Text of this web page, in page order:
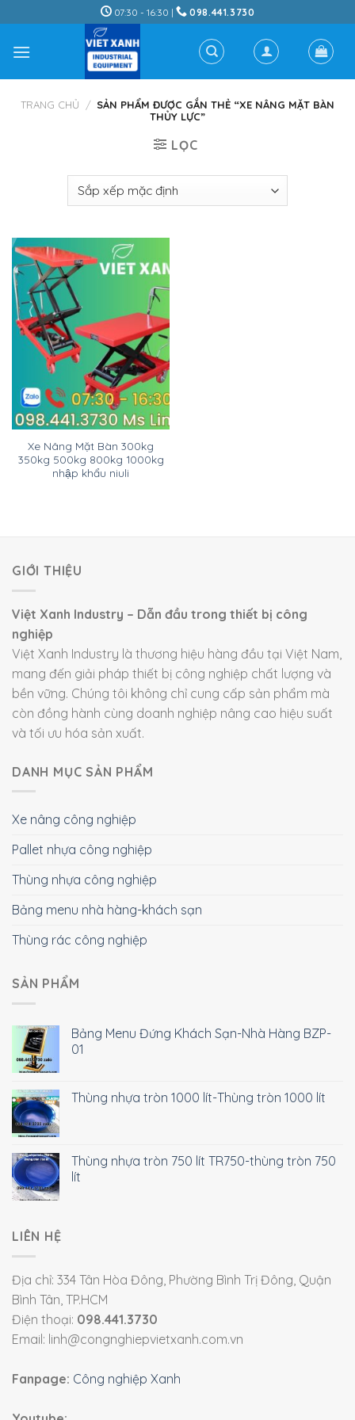
to
content
07:30 - 16:30 | 098.441.3730
TRANG CHỦ / SẢN PHẨM ĐƯỢC GẮN THẺ “XE NÂNG MẶT BÀN
THỦY LỰC”
LỌC
Xe Nâng Mặt Bàn 300kg
350kg 500kg 800kg 1000kg
nhập khẩu niuli
GIỚI THIỆU
Việt Xanh Industry – Dẫn đầu trong thiết bị công
nghiệp
Việt Xanh Industry là thương hiệu hàng đầu tại Việt Nam,
mang đến giải pháp thiết bị công nghiệp chất lượng và
bền vững. Chúng tôi không chỉ cung cấp sản phẩm mà
còn đồng hành cùng doanh nghiệp nâng cao hiệu suất
và tối ưu hóa sản xuất.
DANH MỤC SẢN PHẨM
Xe nâng công nghiệp
Pallet nhựa công nghiệp
Thùng nhựa công nghiệp
Bảng menu nhà hàng-khách sạn
Thùng rác công nghiệp
SẢN PHẨM
Bảng Menu Đứng Khách Sạn-Nhà Hàng BZP-
01
Thùng nhựa tròn 1000 lít-Thùng tròn 1000 lít
Thùng nhựa tròn 750 lít TR750-thùng tròn 750
lít
LIÊN HỆ
Địa chỉ: 334 Tân Hòa Đông, Phường Bình Trị Đông, Quận
Bình Tân, TP.HCM
Điện thoại: 098.441.3730
Email: linh@congnghiepvietxanh.com.vn
Fanpage: Công nghiệp Xanh